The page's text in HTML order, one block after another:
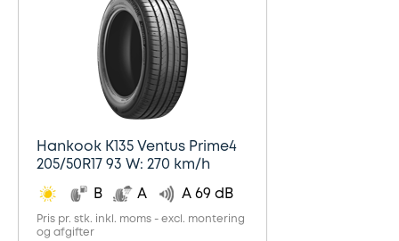
Hankook K135 Ventus Prime4
205/50R17 93 W: 270 km/h
B A A 69 dB
Pris pr. stk. inkl. moms - excl. montering
og afgifter